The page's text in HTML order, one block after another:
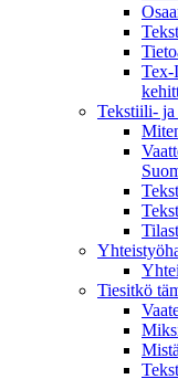
Tex-
Tekstiili- ja
Tiesitkö